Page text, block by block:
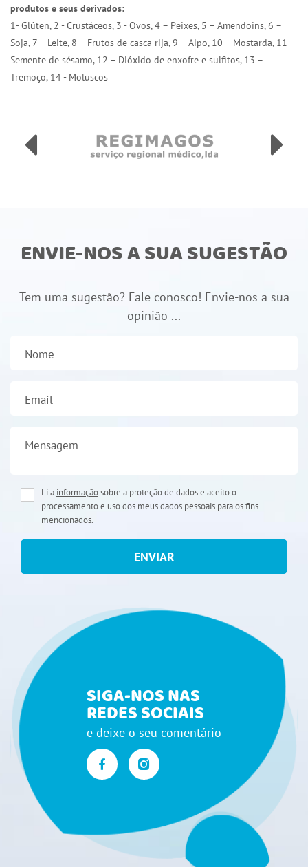
produtos e seus derivados:
1- Glúten, 2 - Crustáceos, 3 - Ovos, 4 – Peixes, 5 – Amendoins, 6 –
Soja, 7 – Leite, 8 – Frutos de casca rija, 9 – Aipo, 10 – Mostarda, 11 –
Semente de sésamo, 12 – Dióxido de enxofre e sulfitos, 13 –
Tremoço, 14 - Moluscos
ENVIE-NOS A SUA SUGESTÃO
Tem uma sugestão? Fale conosco! Envie-nos a sua
opinião ...
Nome
Email
Mensagem
Li a informaçãosobre a proteção de dados e aceito o
processamento e uso dos meus dados pessoais para os fins
mencionados.
ENVIAR
SIGA-NOS NAS
REDES SOCIAIS
e deixe o seu comentário